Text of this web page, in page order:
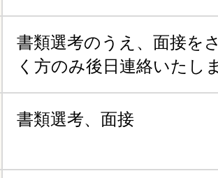
書類選考のうえ、面接を
く方のみ後日連絡いたし
書類選考、面接